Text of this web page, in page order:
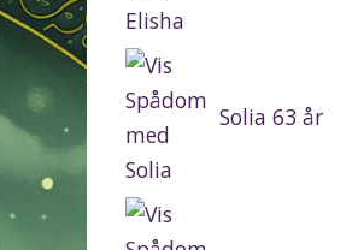
Solia 63 år